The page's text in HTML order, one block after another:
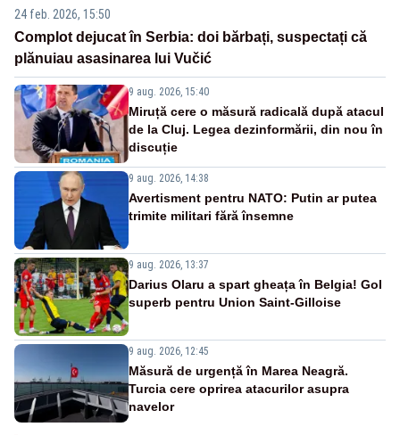
24 feb. 2026, 15:50
Complot dejucat în Serbia: doi bărbați, suspectați că
plănuiau asasinarea lui Vučić
9 aug. 2026, 15:40
Miruță cere o măsură radicală după atacul
de la Cluj. Legea dezinformării, din nou în
discuție
9 aug. 2026, 14:38
Avertisment pentru NATO: Putin ar putea
trimite militari fără însemne
9 aug. 2026, 13:37
Darius Olaru a spart gheața în Belgia! Gol
superb pentru Union Saint-Gilloise
9 aug. 2026, 12:45
Măsură de urgență în Marea Neagră.
Turcia cere oprirea atacurilor asupra
navelor